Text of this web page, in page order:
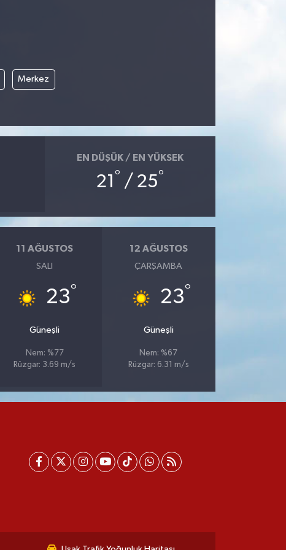
Merkez
EN DÜŞÜK / EN YÜKSEK
21° / 25°
11 AĞUSTOS
SALI
23°
Güneşli
Nem: %77
Rüzgar: 3.69 m/s
12 AĞUSTOS
ÇARŞAMBA
23°
Güneşli
Nem: %67
Rüzgar: 6.31 m/s